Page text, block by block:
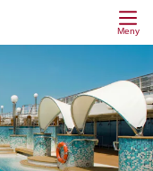
Meny